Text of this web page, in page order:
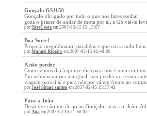
Gonçalo GS1150
Gonçalo obrigado por tudo o que nos fazes sonhar
goza o prazer de andar de mota por aí, a GS vai-te
por TozeCosta em 2007-02-15 15:13:07
Boa Sorte!
Projecto megalómano, parabéns e que corra tudo
por Manuel Ribeiro em 2007-02-15 16:48:09
A não perder
Como vimos dai à quinze dias para nós é uma
Em ushuaia na rua marginal, nao perder no
viagem para tí aí e para nós por cá em frente ao
por José Simao santso em 2007-02-15 19:37:42
Para a João
Desta vez não me dirijo ao Gonçalo, mas a ti, João.
por Ana em 2007-02-15 21:58:03